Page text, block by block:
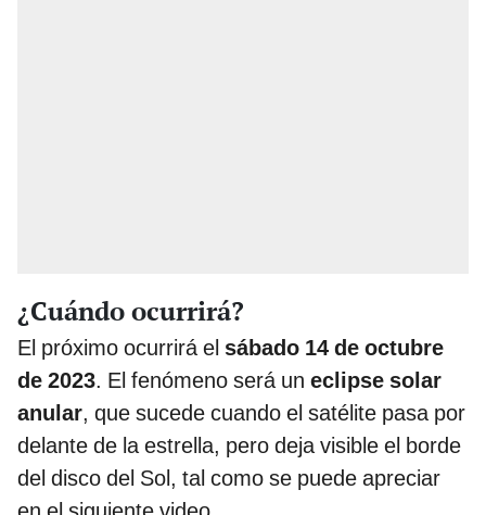
¿Cuándo ocurrirá?
El próximo ocurrirá el sábado 14 de octubre
de 2023. El fenómeno será un eclipse solar
anular, que sucede cuando el satélite pasa por
delante de la estrella, pero deja visible el borde
del disco del Sol, tal como se puede apreciar